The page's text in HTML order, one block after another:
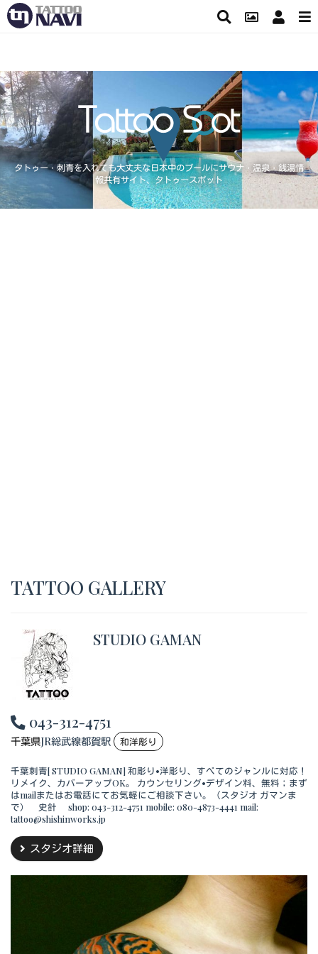
タトゥー・刺青を入れても大丈夫な日本中のプールにサウナ・温泉・銭湯情
報共有サイト、タトゥースポット
TATTOO GALLERY
STUDIO GAMAN
043-312-4751
千葉県JR総武線都賀駅 和洋彫り
千葉刺青[ STUDIO GAMAN] 和彫り•洋彫り、すべてのジャンルに対応！
リメイク、カバーアップOK。 カウンセリング•デザイン料、無料；まず
はmailまたはお電話にてお気軽にご相談下さい。（スタジオ ガマンま
で） 史針 shop: 043-312-4751 mobile: 080-4873-4441 mail:
tattoo@shishinworks.jp
スタジオ詳細